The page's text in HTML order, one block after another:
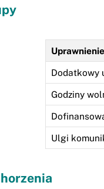
Uprawnienie
Dodatkowy
Godziny
Ulgi